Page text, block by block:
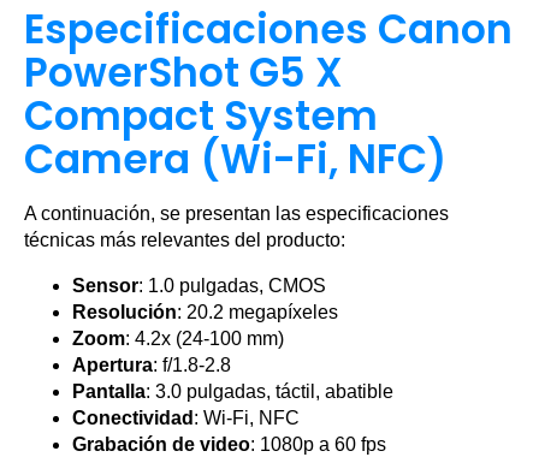
Especificaciones Canon
PowerShot G5 X
Compact System
Camera (Wi-Fi, NFC)
A continuación, se presentan las especificaciones
técnicas más relevantes del producto:
Sensor: 1.0 pulgadas, CMOS
Resolución: 20.2 megapíxeles
Zoom: 4.2x (24-100 mm)
Apertura: f/1.8-2.8
Pantalla: 3.0 pulgadas, táctil, abatible
Conectividad : Wi-Fi, NFC
Grabación de video: 1080p a 60 fps